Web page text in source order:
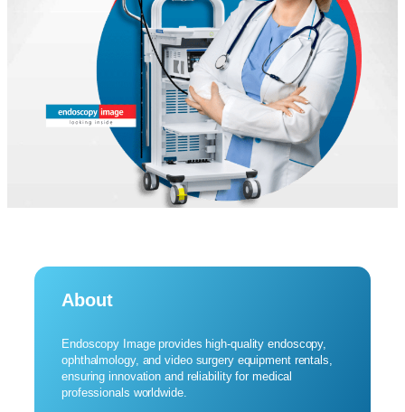
About
Endoscopy Image provides high-quality endoscopy,
ophthalmology, and video surgery equipment rentals,
ensuring innovation and reliability for medical
professionals worldwide.